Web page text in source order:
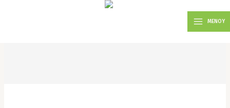
MAIN
MENUΜΕΝΟΥ